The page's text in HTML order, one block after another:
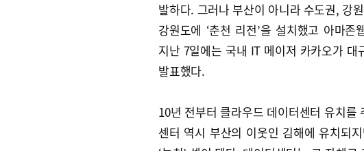
발하다. 그러나 부산이 아니라 수도권, 강
강원도에 ‘춘천 리전’을 설치했고 아마
지난 7일에는 국내 IT 메이저 카카오가
발표했다.
10년 전부터 클라우드 데이터센터 유치
센터 역시 부산의 이웃인 김해에 유치되